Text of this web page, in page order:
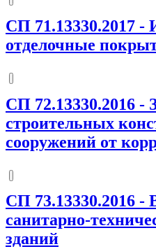
СП 71.13330.2017 -
отделочные
СП 72.13330.2016 -
строительных
сооружений от
СП 73.13330.2016 -
санитарно-
зданий